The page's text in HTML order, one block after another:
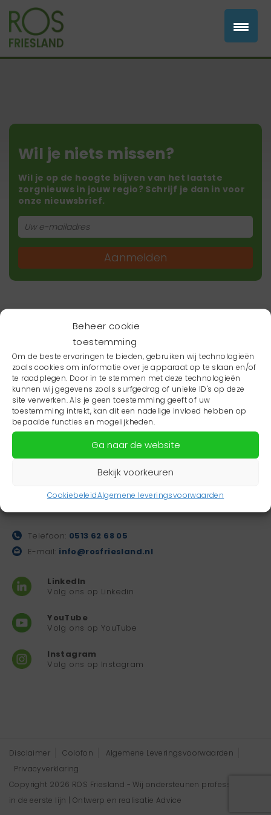
Beheer cookie
toestemming
Om de beste ervaringen te bieden, gebruiken wij technologieën
zoals cookies om informatie over je apparaat op te slaan en/of
te raadplegen. Door in te stemmen met deze technologieën
kunnen wij gegevens zoals surfgedrag of unieke ID's op deze
site verwerken. Als je geen toestemming geeft of uw
toestemming intrekt, kan dit een nadelige invloed hebben op
bepaalde functies en mogelijkheden.
Ga naar de website
Bekijk voorkeuren
CookiebeleidAlgemene leveringsvoorwaarden
Wil je niets missen?
Wil je op de hoogte blijven van het laatste
zorgnieuws in jouw regio? Schrijf je dan in voor
onze nieuwsbrief.
Aanmelden
Gezondheidsboulevard
Dalhuysenstraat 35
Telefoon: 0513 62 68 05
E-mail: info@rosfriesland.nl
LinkedIn
Volg ons op Linkedin
YouTube
Volg ons op YouTube
Instagram
Volg ons op Instagram
Disclaimer Colofon
Algemene Leveringsvoorwaarden
Privacyverklaring
Copyright 2026 ROS Friesland - Wij ondersteunen professionals
in de eerste lijn | Ontwerp en realisatie Advice